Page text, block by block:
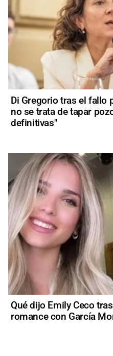
Di Gregorio tras el fallo
no se trata de tapar
definitivas"
Qué dijo Emily Ceco
romance con García